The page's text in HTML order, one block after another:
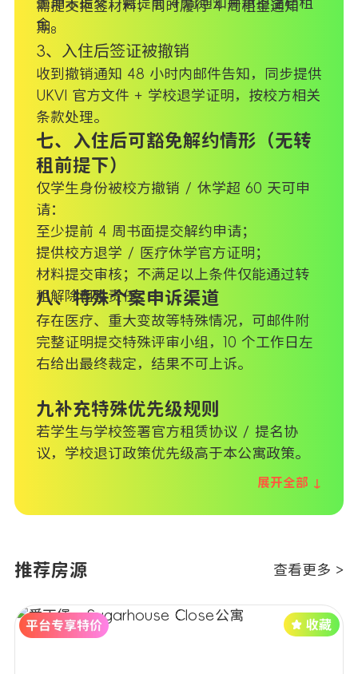
金。
需提交拒签材料，同时履行 4 周租金通知
期。
3、入住后签证被撤销
收到撤销通知 48 小时内邮件告知，同步提供
UKVI 官方文件 + 学校退学证明，按校方相关
条款处理。
七、入住后可豁免解约情形（无转
租前提下）
仅学生身份被校方撤销 / 休学超 60 天可申
请：
至少提前 4 周书面提交解约申请；
提供校方退学 / 医疗休学官方证明；
材料提交审核；不满足以上条件仅能通过转
租解除租金责任。
八、特殊个案申诉渠道
存在医疗、重大变故等特殊情况，可邮件附
完整证明提交特殊评审小组，10 个工作日左
右给出最终裁定，结果不可上诉。
九补充特殊优先级规则
若学生与学校签署官方租赁协议 / 提名协
议，学校退订政策优先级高于本公寓政策。
展开全部 ↓
推荐房源 查看更多 >